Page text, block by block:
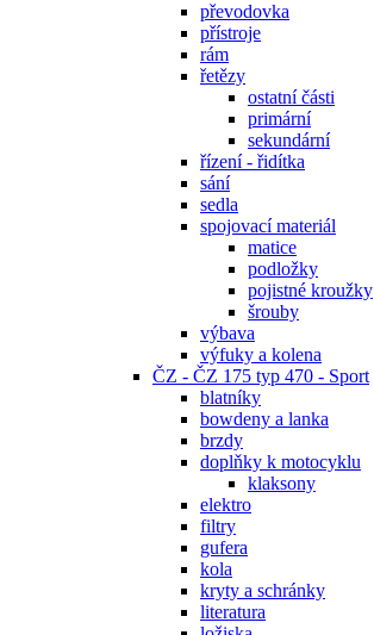
převodovka
přístroje
rám
řetězy
ostatní části
primární
sekundární
řízení - řidítka
sání
sedla
spojovací materiál
matice
podložky
pojistné kroužky
šrouby
výbava
výfuky a kolena
ČZ - ČZ 175 typ 470 - Sport
blatníky
bowdeny a lanka
brzdy
doplňky k motocyklu
klaksony
elektro
filtry
gufera
kola
kryty a schránky
literatura